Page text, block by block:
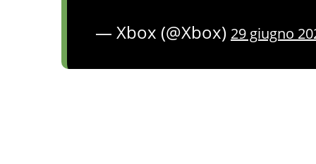
— Xbox (@Xbox) 29 giugno